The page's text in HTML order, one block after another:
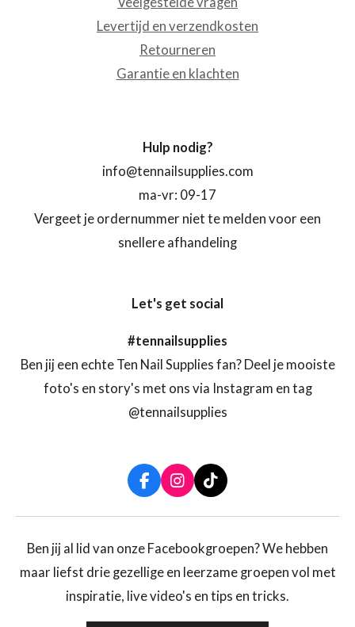
Levertijd en verzendkosten
Retourneren
Garantie en klachten
Hulp nodig?
info@tennailsupplies.com
ma-vr: 09-17
Vergeet je ordernummer niet te melden voor een
snellere afhandeling
Let's get social
#tennailsupplies
Ben jij een echte Ten Nail Supplies fan? Deel je mooiste
foto's en story's met ons via Instagram en tag
@tennailsupplies
F
a
c
b
o
k
I
n
s
a
r
a
T
i
k
o
Ben jij al lid van onze Facebookgroepen? We hebben
maar liefst drie gezellige en leerzame groepen vol met
inspiratie, live video's en tips en tricks.